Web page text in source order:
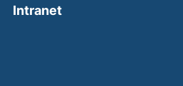
Intranet(external link,